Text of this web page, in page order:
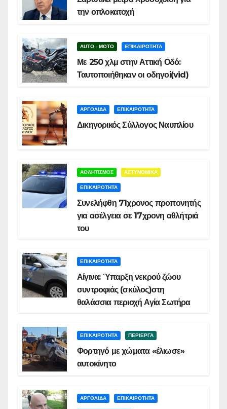
την οπλοκατοχή
AUTO - MOTO ΕΠΙΚΑΙΡΟΤΗΤΑ
Με 250 χλμ στην Αττική Οδό:
Ταυτοποιήθηκαν οι οδηγοί(vid)
ΑΡΓΟΛΙΔΑ ΕΠΙΚΑΙΡΟΤΗΤΑ
Δικηγορικός Σύλλογος Ναυπλίου
ΑΘΛΗΤΙΣΜΟΣ ΑΣΤΥΝΟΜΙΚΑ
ΕΠΙΚΑΙΡΟΤΗΤΑ
Συνελήφθη 71χρονος προπονητής
για ασέλγεια σε 17χρονη αθλήτριά
του
ΕΠΙΚΑΙΡΟΤΗΤΑ
Αίγινα: Ύπαρξη νεκρού ζώου
συντροφιάς (σκύλος)στη
θαλάσσια περιοχή Αγία Σωτήρα
ΕΠΙΚΑΙΡΟΤΗΤΑ ΠΕΡΙΕΡΓΑ
Φορτηγό με χώματα «έλιωσε»
αυτοκίνητο
ΑΡΓΟΛΙΔΑ ΕΠΙΚΑΙΡΟΤΗΤΑ